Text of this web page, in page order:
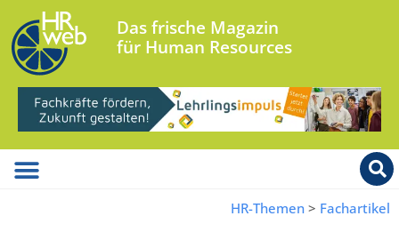
Das frische Magazin
für Human Resources
HR-Themen > Fachartikel